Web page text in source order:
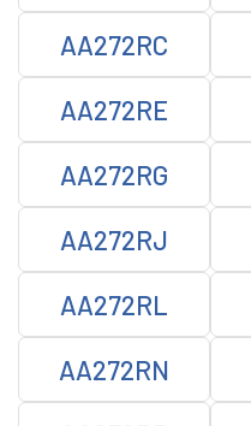
AA272RC
AA272RE
AA272RG
AA272RJ
AA272RL
AA272RN